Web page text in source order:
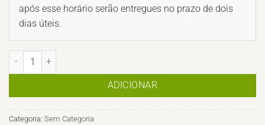
após esse horário serão entregues no prazo de dois
dias úteis.
Quantidade de RETARD MAX - 35€
ADICIONAR
Categoria: Sem Categoria